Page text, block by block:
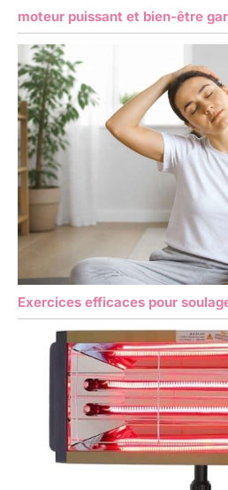
moteur puissant et bien-être
Exercices efficaces pour